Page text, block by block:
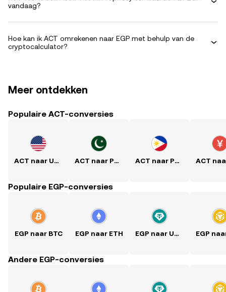
vandaag?
Hoe kan ik ACT omrekenen naar EGP met behulp van de
cryptocalculator?
Meer ontdekken
Populaire ACT-conversies
ACT naar USD ACT naar PKR ACT naar PHP
Populaire EGP-conversies
EGP naar BTC EGP naar ETH EGP naar USDT
Andere EGP-conversies